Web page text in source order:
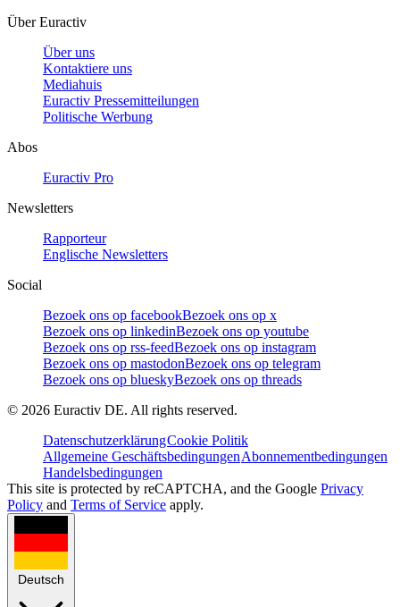
Über Euractiv
Über uns
Kontaktiere uns
Mediahuis
Euractiv Pressemitteilungen
Politische Werbung
Abos
Euractiv Pro
Newsletters
Rapporteur
Englische Newsletters
Social
Bezoek ons op facebookBezoek ons op x
Bezoek ons op linkedinBezoek ons op youtube
Bezoek ons op rss-feedBezoek ons op instagram
Bezoek ons op mastodonBezoek ons op telegram
Bezoek ons op blueskyBezoek ons op threads
© 2026 Euractiv DE. All rights reserved.
DatenschutzerklärungCookie Politik
Allgemeine GeschäftsbedingungenAbonnementbedingungen
Handelsbedingungen
This site is protected by reCAPTCHA, and the Google Privacy
Policy and Terms of Service apply.
Deutsch